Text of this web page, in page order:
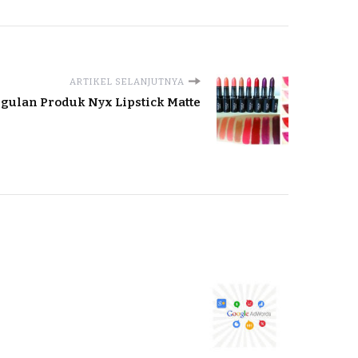
ARTIKEL SELANJUTNYA
Produk Nyx Lipstick Matte